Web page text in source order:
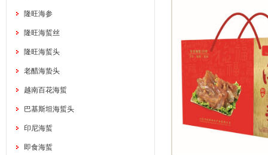
隆旺海参
隆旺海蜇丝
隆旺海蜇头
老醋海蛰头
越南百花海蜇
巴基斯坦海蜇头
印尼海蜇
即食海蜇